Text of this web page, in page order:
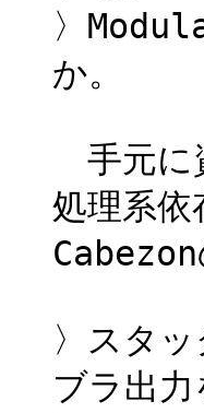
〉
か。
手元に
処理系
〉スタ
ブラ出